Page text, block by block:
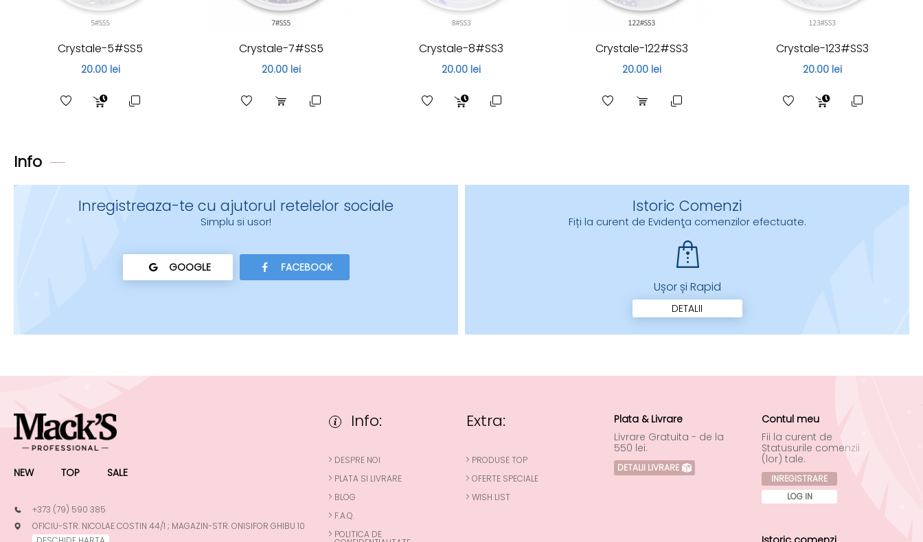
Crystale-5#SS5
20.00 lei
Crystale-7#SS5
20.00 lei
Crystale-8#SS3
20.00 lei
Crystale-122#SS3
20.00 lei
Crystale-123#SS3
20.00 lei
Info
Inregistreaza-te cu ajutorul retelelor sociale
Simplu si usor!
GOOGLE FACEBOOK
Istoric Comenzi
Fiți la curent de Evidenţa comenzilor efectuate.
Ușor și Rapid
DETALII
NEW TOP SALE
+373 (79) 590 385
OFICIU-STR. NICOLAE COSTIN 44/1 ; MAGAZIN-STR. ONISIFOR GHIBU 10
Info:
DESPRE NOI
PLATA SI LIVRARE
BLOG
F.A.Q.
POLITICA DE
Extra:
PRODUSE TOP
OFERTE SPECIALE
WISH LIST
Plata & Livrare
Livrare Gratuita - de la
550 lei.
DETALII LIVRARE
Contul meu
Fii la curent de
Statusurile comenzii
(lor) tale.
INREGISTRARE
LOG IN